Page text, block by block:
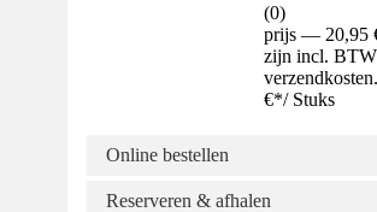
(0)
prijs — 20,95
zijn incl.
€*/ Stuks
Online bestellen
Reserveren & afhalen